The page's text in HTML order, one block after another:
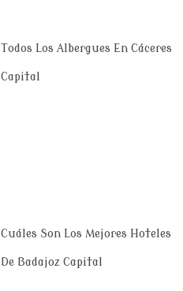
Todos Los Albergues En Cáceres
Capital
Cuáles Son Los Mejores Hoteles
De Badajoz Capital